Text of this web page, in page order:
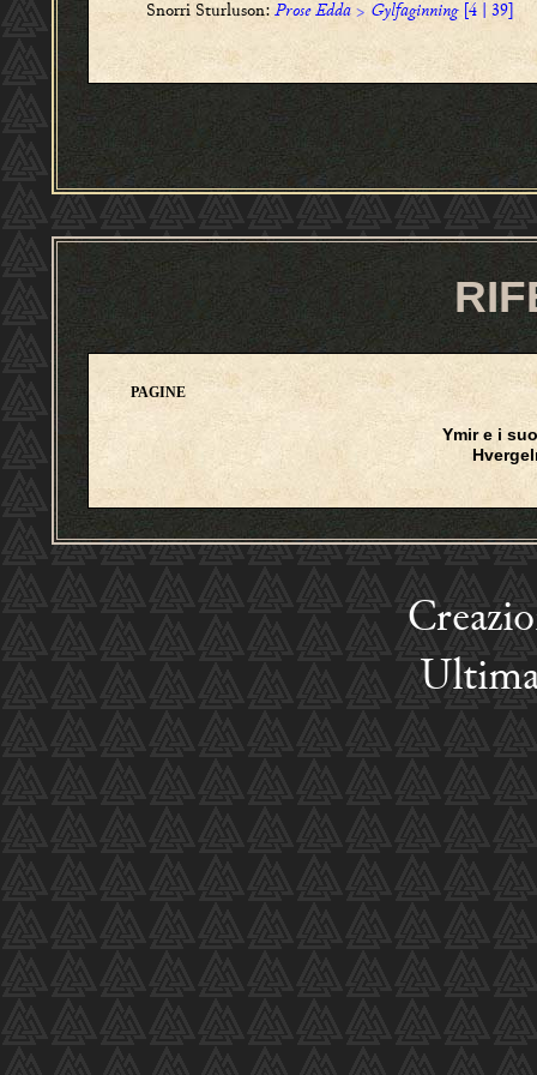
Snorri Sturluson: Prose Edda > Gylfaginning[4 | 39]
PAGINE
Ymir e i